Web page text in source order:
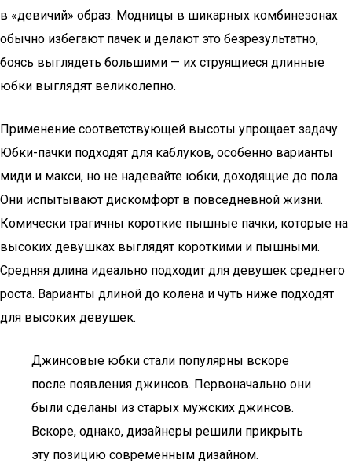
в «девичий» образ. Модницы в шикарных комбинезонах
обычно избегают пачек и делают это безрезультатно,
боясь выглядеть большими — их струящиеся длинные
юбки выглядят великолепно.
Применение соответствующей высоты упрощает задачу.
Юбки-пачки подходят для каблуков, особенно варианты
миди и макси, но не надевайте юбки, доходящие до пола.
Они испытывают дискомфорт в повседневной жизни.
Комически трагичны короткие пышные пачки, которые на
высоких девушках выглядят короткими и пышными.
Средняя длина идеально подходит для девушек среднего
роста. Варианты длиной до колена и чуть ниже подходят
для высоких девушек.
Джинсовые юбки стали популярны вскоре
после появления джинсов. Первоначально они
были сделаны из старых мужских джинсов.
Вскоре, однако, дизайнеры решили прикрыть
эту позицию современным дизайном.